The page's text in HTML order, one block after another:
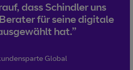
dass Schindler uns
für seine digitale
hat.”
Global